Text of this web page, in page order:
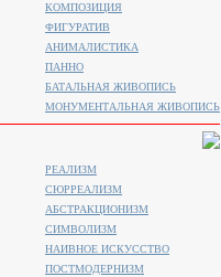
КОМПОЗИЦИЯ
ФИГУРАТИВ
АНИМАЛИСТИКA
ПАННО
БАТАЛЬНАЯ ЖИВОПИСЬ
МОНУМЕНТАЛЬНАЯ ЖИВОПИСЬ
РЕАЛИЗМ
СЮРРЕАЛИЗМ
АБСТРАКЦИОНИЗМ
СИМВОЛИЗМ
НАИВНОЕ ИСКУССТВО
ПОСТМОДЕРНИЗМ